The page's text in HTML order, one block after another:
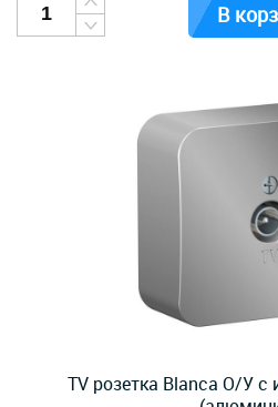
В
TV розетка Blanca О/У с